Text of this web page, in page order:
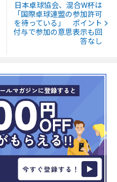
日本卓球協会、混合W杯は
「国際卓球連盟の参加許可
を待っている」 ポイント
付与で参加の意思表示も回
答なし